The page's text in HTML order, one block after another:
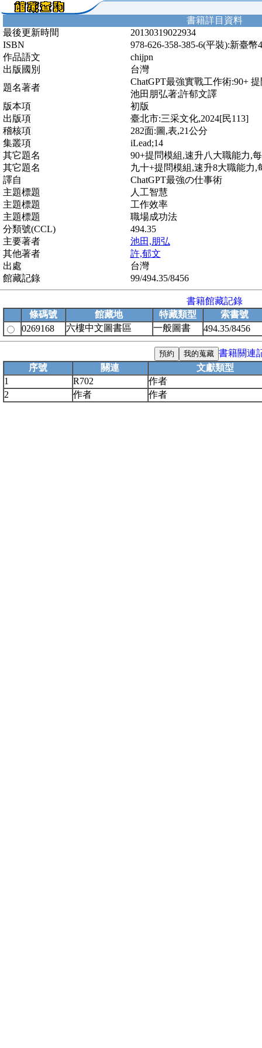
書籍詳目資料
最後更新時間
20130319022934
ISBN
978-626-358-385-6(平裝):新臺幣
作品語文
chijpn
出版國別
台灣
題名著者
ChatGPT最強實戰工作術:90+
池田朋弘著;許郁文譯
版本項
初版
出版項
臺北市:三采文化,2024[民113]
稽核項
282面:圖,表,21公分
集叢項
iLead;14
其它題名
90+提問模組,速升八大職能力,
其它題名
九十+提問模組,速升8大職能力,
譯自
ChatGPT最強の仕事術
主題標題
人工智慧
主題標題
工作效率
主題標題
職場成功法
分類號(CCL)
494.35
主要著者
池田,朋弘
其他著者
許,郁文
出處
台灣
館藏記錄
99/494.35/8456
書籍館藏記錄
條碼號
館藏地 特藏類型
索書號
0269168
六樓中文圖書區 一般圖書 494.35/8456
書籍關連
序號
關連
文獻類型
1
R702
作者
2
作者 作者